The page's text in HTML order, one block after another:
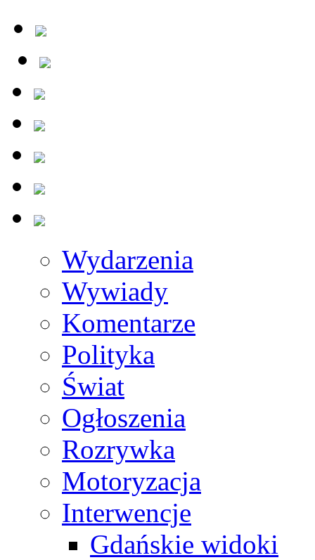
Wydarzenia
Wywiady
Komentarze
Polityka
Świat
Ogłoszenia
Rozrywka
Motoryzacja
Interwencje
Gdańskie widoki